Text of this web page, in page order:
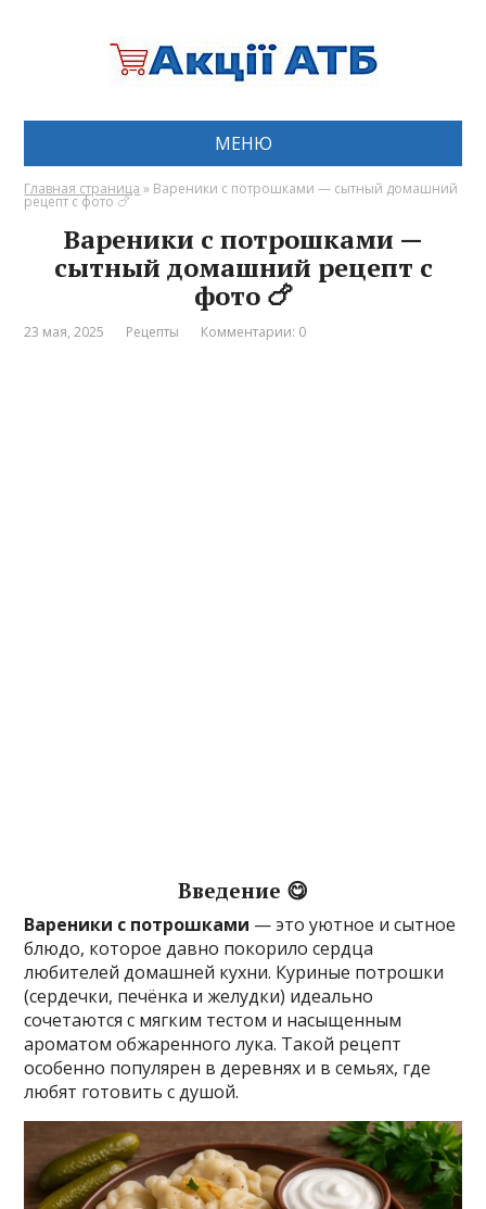
МЕНЮ
Главная страница » Вареники с потрошками — сытный домашний
рецепт с фото 🍗
Вареники с потрошками —
сытный домашний рецепт с
фото 🍗
23 мая, 2025 Рецепты Комментарии: 0
Введение 😋
Вареники с потрошками — это уютное и сытное
блюдо, которое давно покорило сердца
любителей домашней кухни. Куриные потрошки
(сердечки, печёнка и желудки) идеально
сочетаются с мягким тестом и насыщенным
ароматом обжаренного лука. Такой рецепт
особенно популярен в деревнях и в семьях, где
любят готовить с душой.